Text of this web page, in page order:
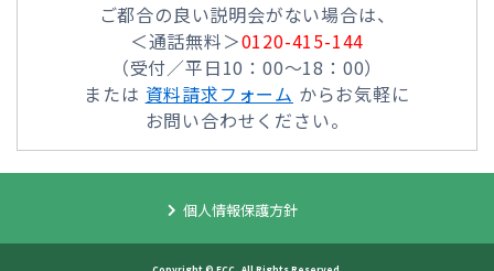
ご都合の良い説明会がない場合は、
＜通話無料＞0120-415-144
（受付／平日10：00～18：00）
または 資料請求フォーム からお気軽に
お問い合わせください。
個人情報保護方針